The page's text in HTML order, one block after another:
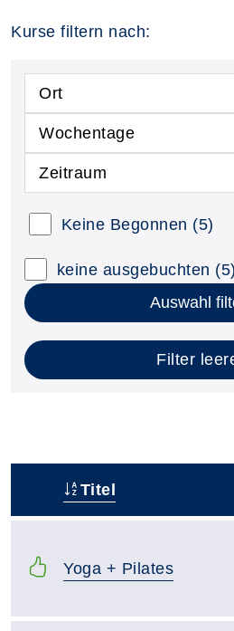
Kurse filtern nach:
Ort
Wochentage
Zeitraum
Keine Begonnen (5)
keine ausgebuchten (5)
Auswahl
Filter
Titel
Yoga + Pilates